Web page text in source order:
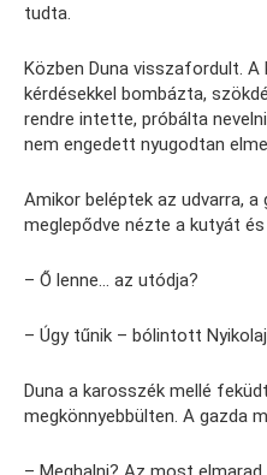
tudta.
Közben Duna visszafordult.
kérdésekkel bombázta,
rendre intette, próbálta
nem engedett nyugodtan
Amikor beléptek az udvarra,
meglepődve nézte a kutyát
– Ő lenne… az utódja?
– Úgy tűnik – bólintott
Duna a karosszék mellé
megkönnyebbülten. A gazda